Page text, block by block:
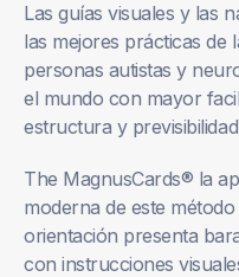
Las guías visuales y las
las mejores prácticas de
personas autistas y
el mundo con mayor
estructura y
The MagnusCards® la
moderna de este
orientación presenta
con instrucciones